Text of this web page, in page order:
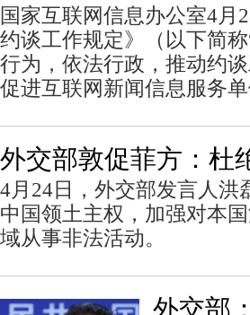
国家互联网信息办公室4月
约谈工作规定》（以下简
行为，依法行政，推动约
促进互联网新闻信息服务
外交部敦促菲方：杜
4月24日，外交部发言人
中国领土主权，加强对本
域从事非法活动。
外交部